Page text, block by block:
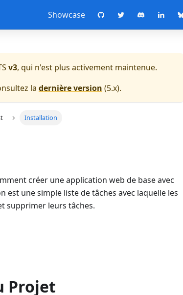
Showcase
v3, qui n'est plus activement maintenue.
la dernière version (5.x).
Installation
créer une application web de base avec
est une simple liste de tâches avec laquelle les
supprimer leurs tâches.
Projet